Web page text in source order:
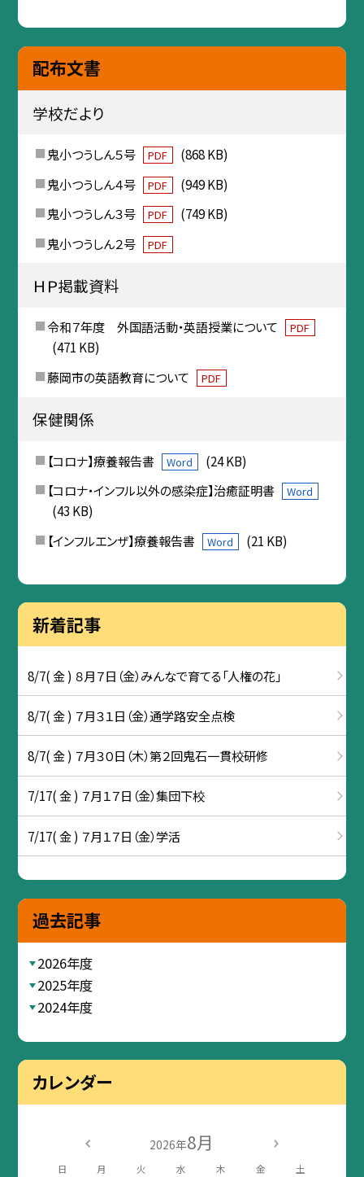
配布文書
学校だより
鬼小つうしん５号 PDF
(868 KB)
鬼小つうしん４号
PDF
(949 KB)
鬼小つうしん３号
PDF
(749 KB)
鬼小つうしん２号
PDF
ＨＰ掲載資料
令和７年度 外国語活動・英語授業について PDF
(471 KB)
藤岡市の英語教育について
PDF
保健関係
【コロナ】療養報告書 Word
(24 KB)
【コロナ・インフル以外の感染症】治癒証明書
Word
(43 KB)
【インフルエンザ】療養報告書
Word (21 KB)
新着記事
8/7( 金 ) ８月７日（金）みんなで育てる「人権の花」
8/7( 金 ) ７月３１日（金）通学路安全点検
8/7( 金 ) ７月３０日（木）第２回鬼石一貫校研修
7/17( 金 ) ７月１７日（金）集団下校
7/17( 金 ) ７月１７日（金）学活
過去記事
2026年度
2025年度
2024年度
カレンダー
2026年8月
日 月 火 水 木 金 土